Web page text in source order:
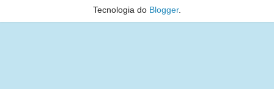
Tecnologia do Blogger.